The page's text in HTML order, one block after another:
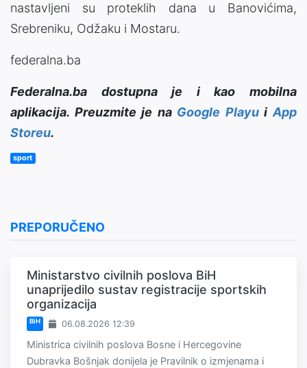
nastavljeni su proteklih dana u Banovićima,
Srebreniku, Odžaku i Mostaru.
federalna.ba
Federalna.ba dostupna je i kao mobilna
aplikacija. Preuzmite je na Google PlayuiApp
Storeu.
sport
PREPORUČENO
Ministarstvo civilnih poslova BiH
unaprijedilo sustav registracije sportskih
organizacija
BiH 06.08.2026 12:39
Ministrica civilnih poslova Bosne i Hercegovine
Dubravka Bošnjak donijela je Pravilnik o izmjenama i